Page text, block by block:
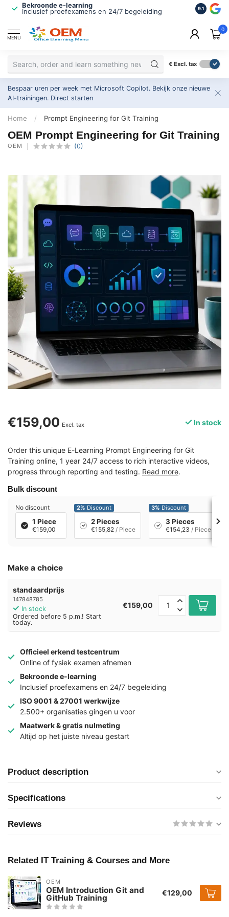
Bekroonde e-learning
Inclusief proefexamens en 24/7 begeleiding
ISO
2.500+
9.1
MENU
0
€ Excl. tax
Bespaar uren per week met Microsoft Copilot. Bekijk onze nieuwe
AI-trainingen. Direct starten
Home / Prompt Engineering for Git Training
OEM Prompt Engineering for Git Training
OEM (0)
€159,00 Excl. tax In stock
Order this unique E-Learning Prompt Engineering for Git
Training online, 1 year 24/7 access to rich interactive videos,
progress through reporting and testing. Read more.
Bulk discount
No discount
1 Piece
€159,00
2% Discount
2 Pieces
€155,82 / Piece
3% Discount
3 Pieces
€154,23 / Piece
Make a choice
standaardprijs
147848785
In stock
Ordered before 5 p.m.! Start
today.
€159,00
Officieel erkend testcentrum
Online of fysiek examen afnemen
Bekroonde e-learning
Inclusief proefexamens en 24/7 begeleiding
ISO 9001 & 27001 werkwijze
2.500+ organisaties gingen u voor
Maatwerk & gratis nulmeting
Altijd op het juiste niveau gestart
Product description
Specifications
Reviews
Related IT Training & Courses and More
OEM
OEM Introduction Git and
GitHub Training €129,00